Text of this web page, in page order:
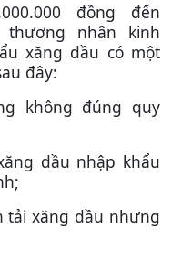
đồng đến
thương nhân kinh
xăng dầu có một
đây:
không đúng quy
dầu nhập khẩu
tải xăng dầu nhưng